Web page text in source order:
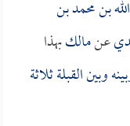
بن محمد بن
عنمالكبهذا
وبين القبلة ثلاثة